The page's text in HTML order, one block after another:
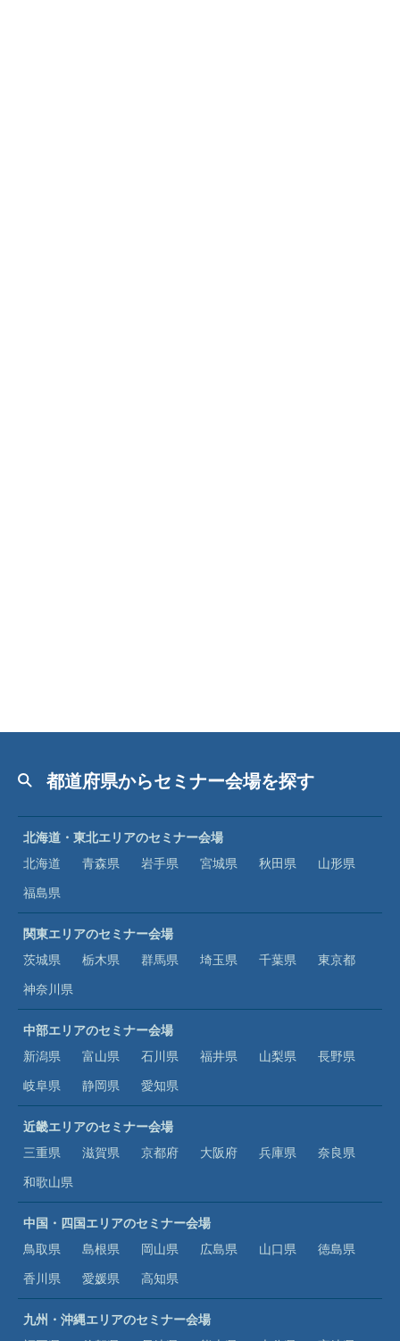
都道府県からセミナー会場を探す
北海道・東北エリアのセミナー会場
北海道
青森県 岩手県 宮城県 秋田県
山形県
福島県
関東エリアのセミナー会場
茨城県
栃木県 群馬県 埼玉県 千葉県
東京都
神奈川県
中部エリアのセミナー会場
新潟県
富山県 石川県 福井県 山梨県
長野県
岐阜県
静岡県 愛知県
近畿エリアのセミナー会場
三重県
滋賀県 京都府 大阪府 兵庫県
奈良県
和歌山県
中国・四国エリアのセミナー会場
鳥取県
島根県 岡山県 広島県 山口県
徳島県
香川県
愛媛県 高知県
九州・沖縄エリアのセミナー会場